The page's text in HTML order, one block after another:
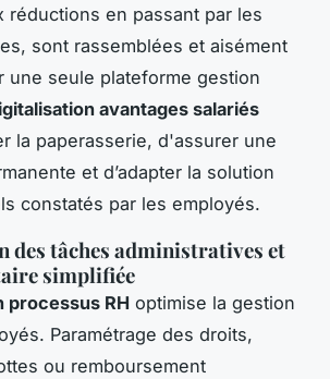
réductions en passant par les
sont rassemblées et aisément
une seule plateforme gestion
avantages salariés
la paperasserie, d'assurer une
et d’adapter la solution
constatés par les employés.
des tâches administratives et
simplifiée
processus RH optimise la gestion
Paramétrage des droits,
ou remboursement